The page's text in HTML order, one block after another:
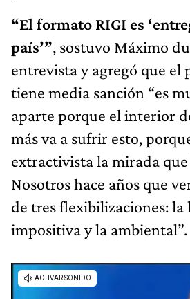
“El formato RIGI es
país’”, sostuvo Máximo
entrevista y agregó que el
tiene media sanción “es
aparte porque el interior
más va a sufrir esto,
extractivista la mirada que
Nosotros hace años que
de tres flexibilizaciones: la
impositiva y la ambiental”.